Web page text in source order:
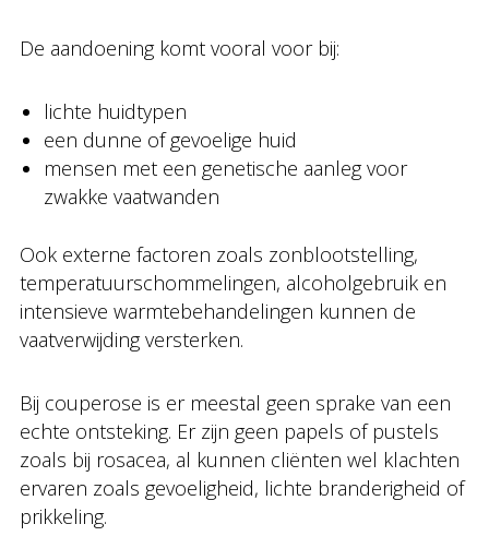
De aandoening komt vooral voor bij:
lichte huidtypen
een dunne of gevoelige huid
mensen met een genetische aanleg voor
zwakke vaatwanden
Ook externe factoren zoals zonblootstelling,
temperatuurschommelingen, alcoholgebruik en
intensieve warmtebehandelingen kunnen de
vaatverwijding versterken.
Bij couperose is er meestal geen sprake van een
echte ontsteking. Er zijn geen papels of pustels
zoals bij rosacea, al kunnen cliënten wel klachten
ervaren zoals gevoeligheid, lichte branderigheid of
prikkeling.